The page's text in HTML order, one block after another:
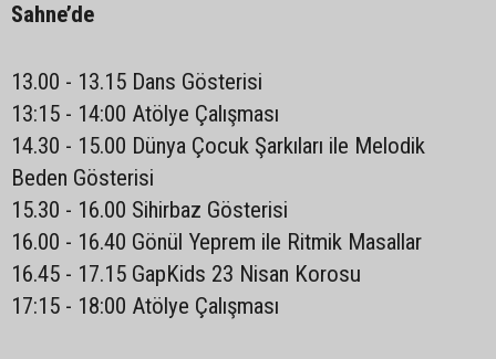
Sahne’de
13.00 - 13.15 Dans Gösterisi
13:15 - 14:00 Atölye Çalışması
14.30 - 15.00 Dünya Çocuk Şarkıları ile Melodik
Beden Gösterisi
15.30 - 16.00 Sihirbaz Gösterisi
16.00 - 16.40 Gönül Yeprem ile Ritmik Masallar
16.45 - 17.15 GapKids 23 Nisan Korosu
17:15 - 18:00 Atölye Çalışması